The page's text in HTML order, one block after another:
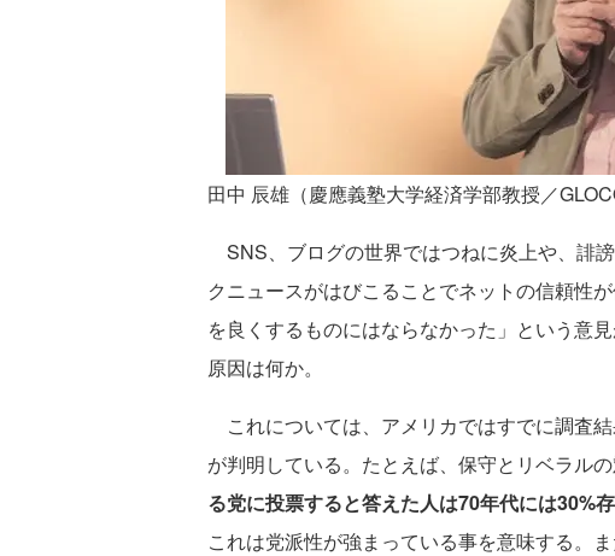
田中 辰雄（慶應義塾大学経済学部教授／
SNS、ブログの世界ではつねに炎上や、誹
クニュースがはびこることでネットの信頼性
を良くするものにはならなかった」という意
原因は何か。
これについては、アメリカではすでに調査
が判明している。たとえば、保守とリベラルの
る党に投票すると答えた人は70年代には30%
これは党派性が強まっている事を意味する。